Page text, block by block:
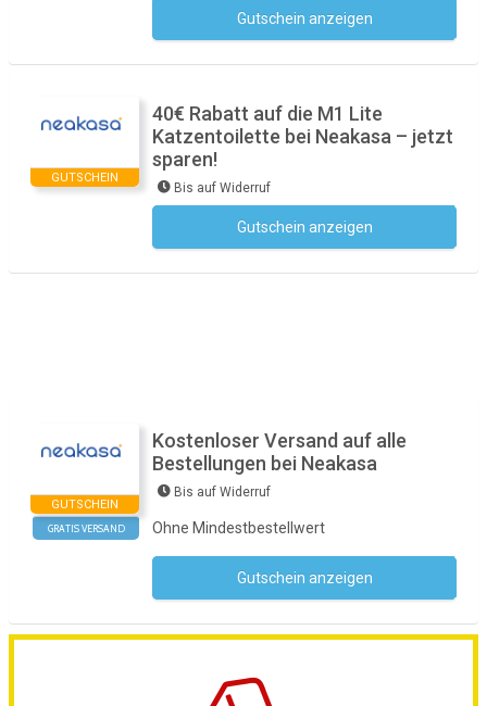
Gutschein anzeigen
GUTSCHEIN
40€ Rabatt auf die M1 Lite
Katzentoilette bei Neakasa – jetzt
sparen!
Bis auf Widerruf
Gutschein anzeigen
GUTSCHEIN
GRATIS VERSAND
Kostenloser Versand auf alle
Bestellungen bei Neakasa
Bis auf Widerruf
Ohne Mindestbestellwert
Gutschein anzeigen